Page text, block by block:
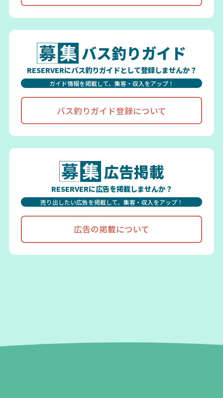
バス釣りガイド
RESERVERにバス釣りガイドとして登録しませんか？
ガイド情報を掲載して、集客・収入をアップ！
バス釣りガイド登録について
広告掲載
RESERVERに広告を掲載しませんか？
売り出したい広告を掲載して、集客・収入をアップ！
広告の掲載について